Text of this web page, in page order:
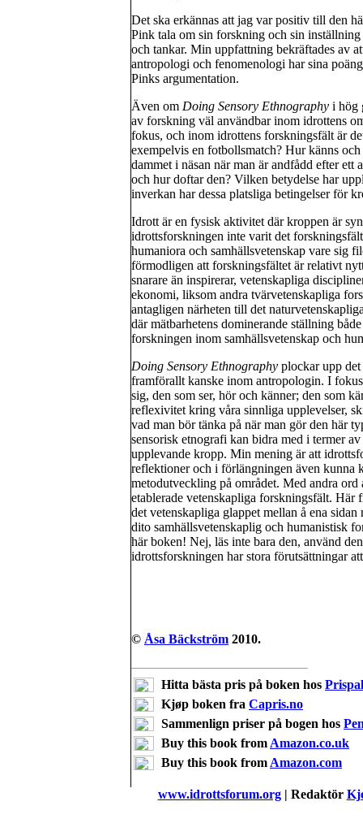
Det ska erkännas att jag var positiv till den
Pink tala om sin forskning och sin
och tankar. Min uppfattning bekräftades av
antropologi och fenomenologi har sina
Pinks argumentation.
Även om Doing Sensory Ethnography i hög
av forskning väl användbar inom idrottens
fokus, och inom idrottens forskningsfält är
exempelvis en fotbollsmatch? Hur känns
dammet i näsan när man är andfådd efter
och hur doftar den? Vilken betydelse har
inverkan har dessa platsliga betingelser för
Idrott är en fysisk aktivitet där kroppen är
idrottsforskningen inte varit det
humaniora och samhällsvetenskap vare sig
förmodligen att forskningsfältet är relativt
snarare än inspirerar, vetenskapliga
ekonomi, liksom andra tvärvetenskapliga
antagligen närheten till det
där mätbarhetens dominerande ställning
forskningen inom samhällsvetenskap och
Doing Sensory Ethnography plockar upp
framförallt kanske inom antropologin. I
sig, den som ser, hör och känner; den som
reflexivitet kring våra sinnliga upplevelser,
vad man bör tänka på när man gör den här
sensorisk etnografi kan bidra med i termer
upplevande kropp. Min mening är att
reflektioner och i förlängningen även kunna
metodutveckling på området. Med andra ord
etablerade vetenskapliga forskningsfält.
det vetenskapliga glappet mellan å ena
dito samhällsvetenskaplig och humanistisk
här boken! Nej, läs inte bara den, använd
idrottsforskningen har stora förutsättningar
© Åsa Bäckström 2010.
Hitta bästa pris på boken hos
Kjøp boken fra Capris.no
Sammenlign priser på bogen hos
Buy this book from Amazon.co.uk
Buy this book from Amazon.com
www.idrottsforum.org| Redaktör